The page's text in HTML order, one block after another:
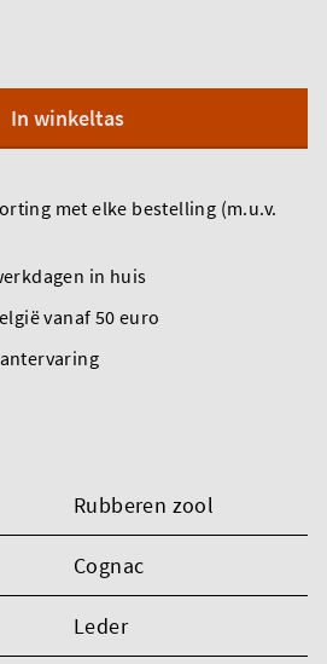
In winkeltas
met elke bestelling (m.u.v.
in huis
vanaf 50 euro
Rubberen zool
Cognac
Leder